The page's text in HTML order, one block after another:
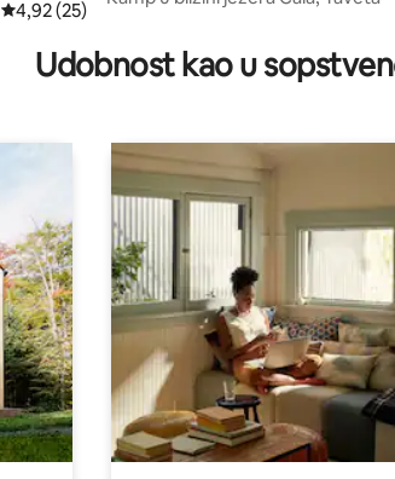
prosječna ocjena 4,92 od 5, recenzija: 25
4,92 (25)
Udobnost kao u